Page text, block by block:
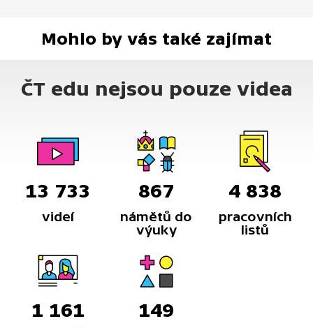
Mohlo by vás také zajímat
ČT edu nejsou pouze videa
13 733
videí
867
námětů do
výuky
4 838
pracovních
listů
1 161 149